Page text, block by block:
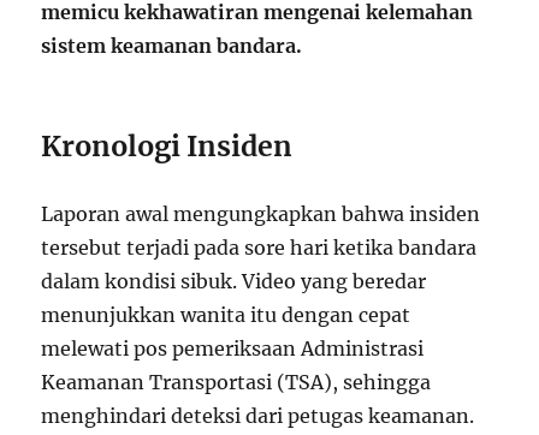
memicu kekhawatiran mengenai kelemahan
sistem keamanan bandara.
Kronologi Insiden
Laporan awal mengungkapkan bahwa insiden
tersebut terjadi pada sore hari ketika bandara
dalam kondisi sibuk. Video yang beredar
menunjukkan wanita itu dengan cepat
melewati pos pemeriksaan Administrasi
Keamanan Transportasi (TSA), sehingga
menghindari deteksi dari petugas keamanan.